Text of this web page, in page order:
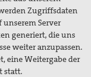
Zugriffsdaten
Server
generiert, die uns
weiter anzupassen.
eine Weitergabe der
statt.